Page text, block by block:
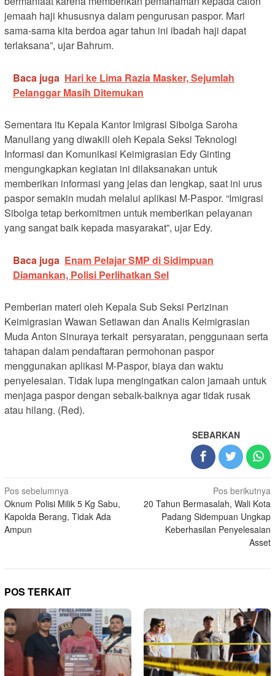
jemaah haji khususnya dalam pengurusan paspor. Mari
sama-sama kita berdoa agar tahun ini ibadah haji dapat
terlaksana”, ujar Bahrum.
Baca juga Hari ke Lima Razia Masker, Sejumlah
Pelanggar Masih Ditemukan
Sementara itu Kepala Kantor Imigrasi Sibolga Saroha
Manullang yang diwakili oleh Kepala Seksi Teknologi
Informasi dan Komunikasi Keimigrasian Edy Ginting
mengungkapkan kegiatan ini dilaksanakan untuk
memberikan informasi yang jelas dan lengkap, saat ini urus
paspor semakin mudah melalui aplikasi M-Paspor. “Imigrasi
Sibolga tetap berkomitmen untuk memberikan pelayanan
yang sangat baik kepada masyarakat”, ujar Edy.
Baca juga Enam Pelajar SMP di Sidimpuan
Diamankan, Polisi Perlihatkan Sel
Pemberian materi oleh Kepala Sub Seksi Perizinan
Keimigrasian Wawan Setiawan dan Analis Keimigrasian
Muda Anton Sinuraya terkait persyaratan, penggunaan serta
tahapan dalam pendaftaran permohonan paspor
menggunakan aplikasi M-Paspor, biaya dan waktu
penyelesaian. Tidak lupa mengingatkan calon jamaah untuk
menjaga paspor dengan sebaik-baiknya agar tidak rusak
atau hilang. (Red).
SEBARKAN
Navigasi
pos
Pos sebelumnya
Oknum Polisi Milik 5 Kg Sabu,
Kapolda Berang, Tidak Ada
Ampun
Pos berikutnya
20 Tahun Bermasalah, Wali Kota
Padang Sidempuan Ungkap
Keberhasilan Penyelesaian
Asset
POS TERKAIT